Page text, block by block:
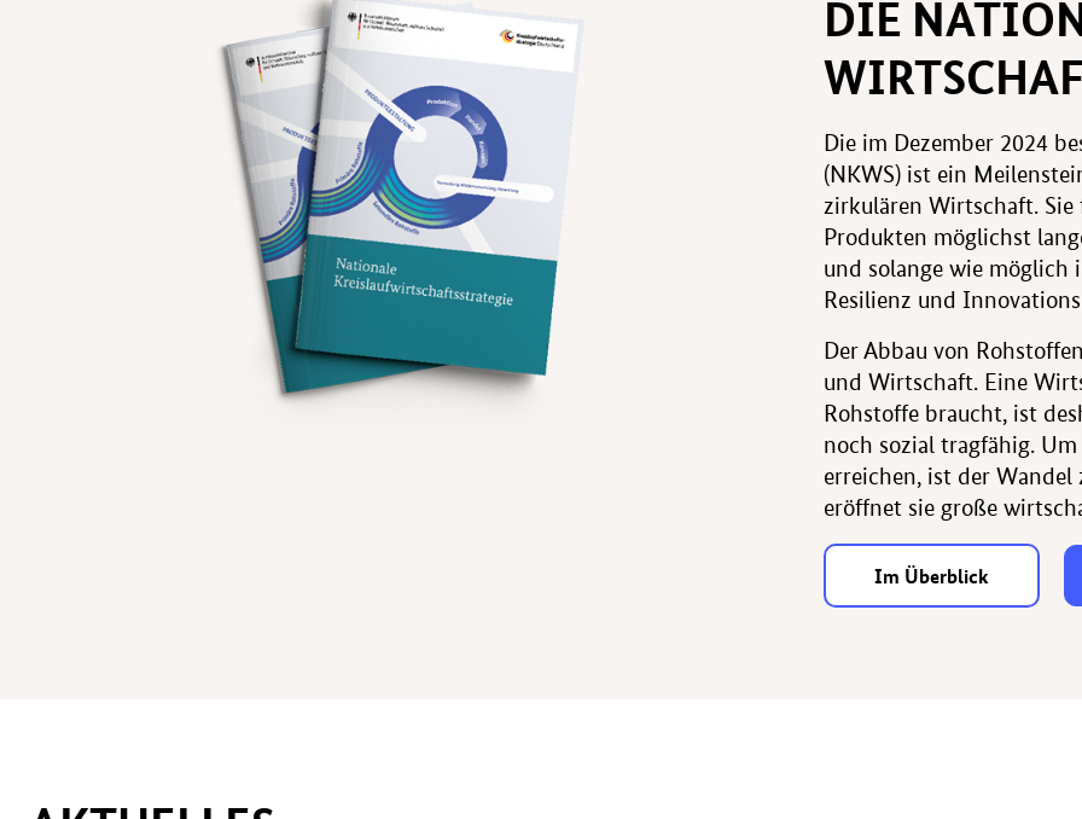
DIE
Die im Dezember 2024
(NKWS) ist ein
zirkulären Wirtschaft.
Produkten möglichst
und solange wie möglich
Resilienz und
Der Abbau von
und Wirtschaft. Eine
Rohstoffe braucht, ist
noch sozial tragfähig.
erreichen, ist der
eröffnet sie große
Im Überblick